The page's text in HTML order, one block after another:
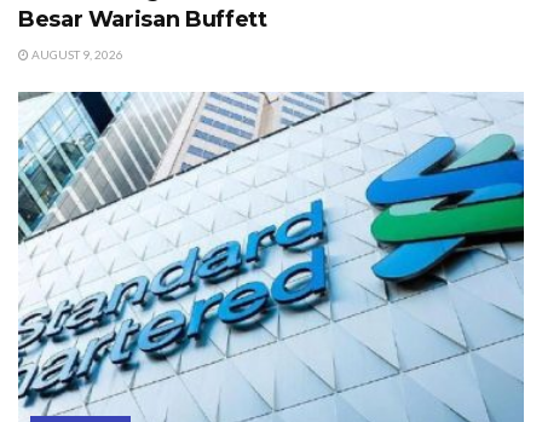
Besar Warisan Buffett
AUGUST 9, 2026